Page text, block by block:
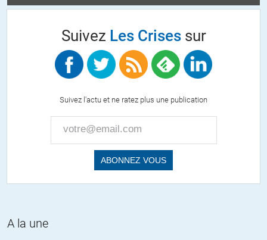
moquent tout autant. Je n’ai jamais dit qu’il fallait attaquer
Mais si entre nous déjà nous pouvions arrêter d’en parler
farfelus que personne ne respecte et eux les premiers,
comme la souveraineté par exemple, alors qu’il s’agit de
l’horreur quotidienne, l’hypocrisie et le mensonge permanent,
sens, il ne faudrait plus que parler en formules consensuelles,
pseudo légalistes, procédurières.
commerciale. Le nouveau monde.
Suivez Les Crisessur
Suivez l'actu et ne ratez plus une publication
A la une